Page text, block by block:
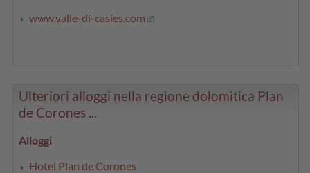
www.valle-di-casies.com
Ulteriori alloggi nella regione dolomitica Plan
de Corones ...
Alloggi
Hotel Plan de Corones